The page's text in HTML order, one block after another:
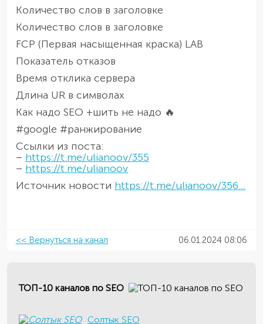
Количество слов в заголовке
Количество слов в заголовке
FCP (Первая насыщенная краска) LAB
Показатель отказов
Время отклика сервера
Длина UR в символах
Как надо SEO +шить не надо 🔥
#google #ранжирование
Ссылки из поста:
– https://t.me/ulianoov/355
– https://t.me/ulianoov
Источник новости https://t.me/ulianoov/356...
<< Вернуться на канал 06.01.2024 08:06
ТОП-10 каналов по SEO
Солтык SEO